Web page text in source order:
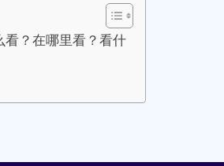
？在哪里看？看什